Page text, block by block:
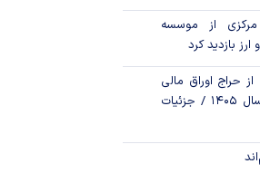
از موسسه
ارز بازدید کرد
حراج اوراق مالی
اسلامی دولتی در سال ۱۴۰۵ / جزئیات